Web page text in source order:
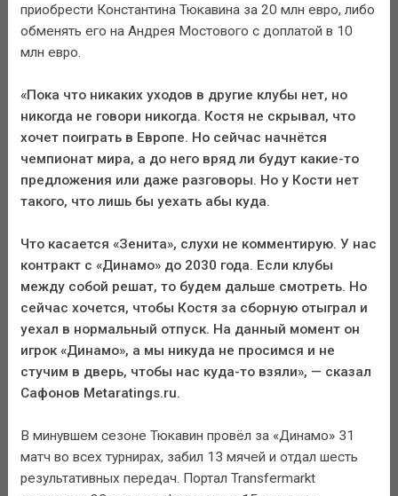
приобрести Константина Тюкавина за 20 млн евро, либо
обменять его на Андрея Мостового с доплатой в 10
млн евро.
«Пока что никаких уходов в другие клубы нет, но
никогда не говори никогда. Костя не скрывал, что
хочет поиграть в Европе. Но сейчас начнётся
чемпионат мира, а до него вряд ли будут какие-то
предложения или даже разговоры. Но у Кости нет
такого, что лишь бы уехать абы куда.
Что касается «Зенита», слухи не комментирую. У нас
контракт с «Динамо» до 2030 года. Если клубы
между собой решат, то будем дальше смотреть. Но
сейчас хочется, чтобы Костя за сборную отыграл и
уехал в нормальный отпуск. На данный момент он
игрок «Динамо», а мы никуда не просимся и не
стучим в дверь, чтобы нас куда-то взяли», — сказал
Сафонов Metaratings.ru.
В минувшем сезоне Тюкавин провёл за «Динамо» 31
матч во всех турнирах, забил 13 мячей и отдал шесть
результативных передач. Портал Transfermarkt